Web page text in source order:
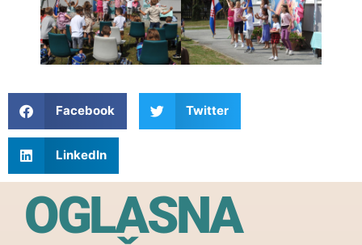
Facebook Twitter
LinkedIn
OGLASNA